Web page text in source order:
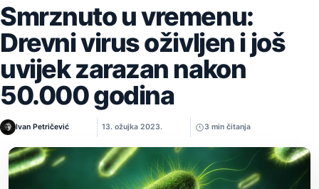
Smrznuto u vremenu:
Drevni virus oživljen i još
uvijek zarazan nakon
50.000 godina
Ivan Petričević 13. ožujka 2023. 3 min čitanja